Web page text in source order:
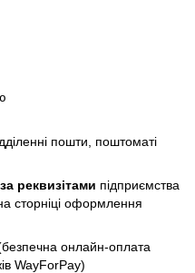
пошти, поштоматі
реквизітами підприємства
сторніці оформлення
онлайн-оплата
WayForPay)